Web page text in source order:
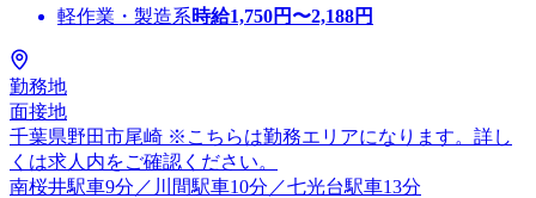
軽作業・製造系時給1,750円〜2,188円
勤務地
面接地
千葉県野田市尾崎 ※こちらは勤務エリアになります。詳し
くは求人内をご確認ください。
南桜井駅車9分／川間駅車10分／七光台駅車13分